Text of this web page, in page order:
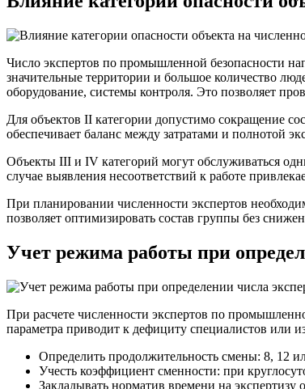
Число экспертов по промышленной безопасности
значительные территории и большое количество
оборудование, системы контроля. Это позволяет
Для объектов II категории допустимо сокращение
обеспечивает баланс между затратами и полнотой
Объекты III и IV категорий могут обслуживаться
случае выявления несоответствий к работе
При планировании численности экспертов
позволяет оптимизировать состав группы без
Учет режима работы при
При расчете численности экспертов по
параметра приводит к дефициту специалистов или
Определить продолжительность смены: 8, 12
Учесть коэффициент сменности: при
Закладывать норматив времени на экспертизу